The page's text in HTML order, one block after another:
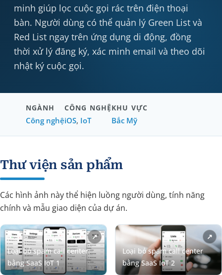
minh giúp lọc cuộc gọi rác trên điện thoại
bàn. Người dùng có thể quản lý Green List và
Red List ngay trên ứng dụng di động, đồng
thời xử lý đăng ký, xác minh email và theo dõi
nhật ký cuộc gọi.
NGÀNH
Công nghệ
CÔNG NGHỆ
iOS, IoT
KHU VỰC
Bắc Mỹ
Thư viện sản phẩm
Các hình ảnh này thể hiện luồng người dùng, tính năng
chính và mẫu giao diện của dự án.